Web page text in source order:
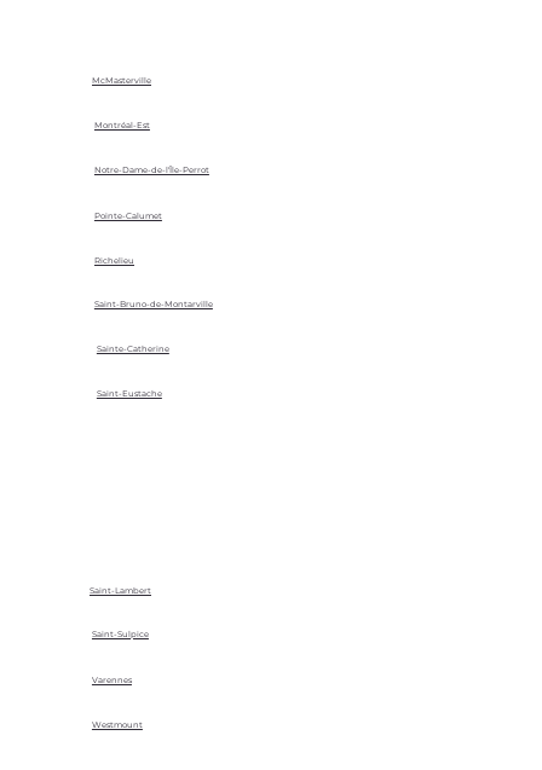
McMasterville
Montréal-Est
Notre-Dame-de-l'Île-Perrot
Pointe-Calumet
Richelieu
Saint-Bruno-de-Montarville
Sainte-Catherine
Saint-Eustache
Saint-Lambert
Saint-Sulpice
Varennes
Westmount